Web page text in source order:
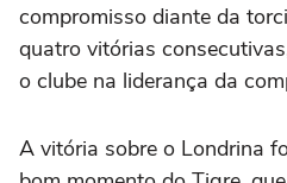
compromisso diante da
quatro vitórias
o clube na liderança da
A vitória sobre o Londrina